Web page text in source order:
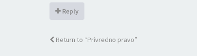
Reply
Return to “Privredno pravo”